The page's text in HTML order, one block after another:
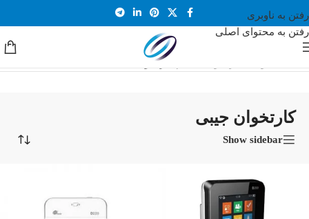
رفتن به ناوبری
رفتن به محتوای اصلی
کارتخوان جیبی
کارتخوان جیبی
Show sidebar